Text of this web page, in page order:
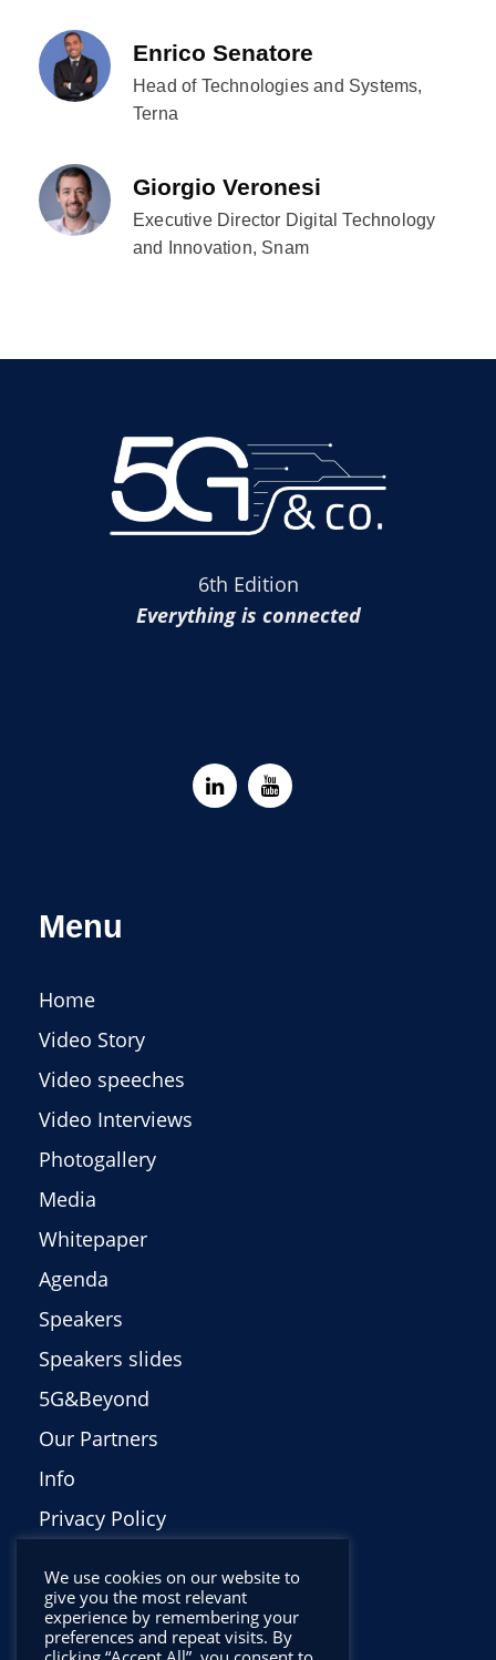
Enrico Senatore
Head of Technologies and Systems,
Terna
Giorgio Veronesi
Executive Director Digital Technology
and Innovation, Snam
6th Edition
Everything is connected
Menu
Home
Video Story
Video speeches
Video Interviews
Photogallery
Media
Whitepaper
Agenda
Speakers
Speakers slides
5G&Beyond
Our Partners
Info
Privacy Policy
We use cookies on our website to
give you the most relevant
experience by remembering your
preferences and repeat visits. By